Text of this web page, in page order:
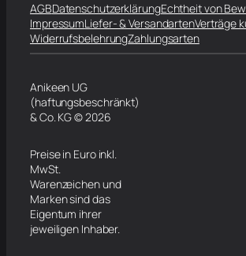
AGBDatenschutzerklärungEchtheit von
ImpressumLiefer- & VersandartenVerträge
WiderrufsbelehrungZahlungsarten
Anikeen UG
(haftungsbeschränkt)
& Co. KG © 2026
Preise in Euro inkl.
MwSt.
Warenzeichen und
Marken sind das
Eigentum ihrer
jeweiligen Inhaber.